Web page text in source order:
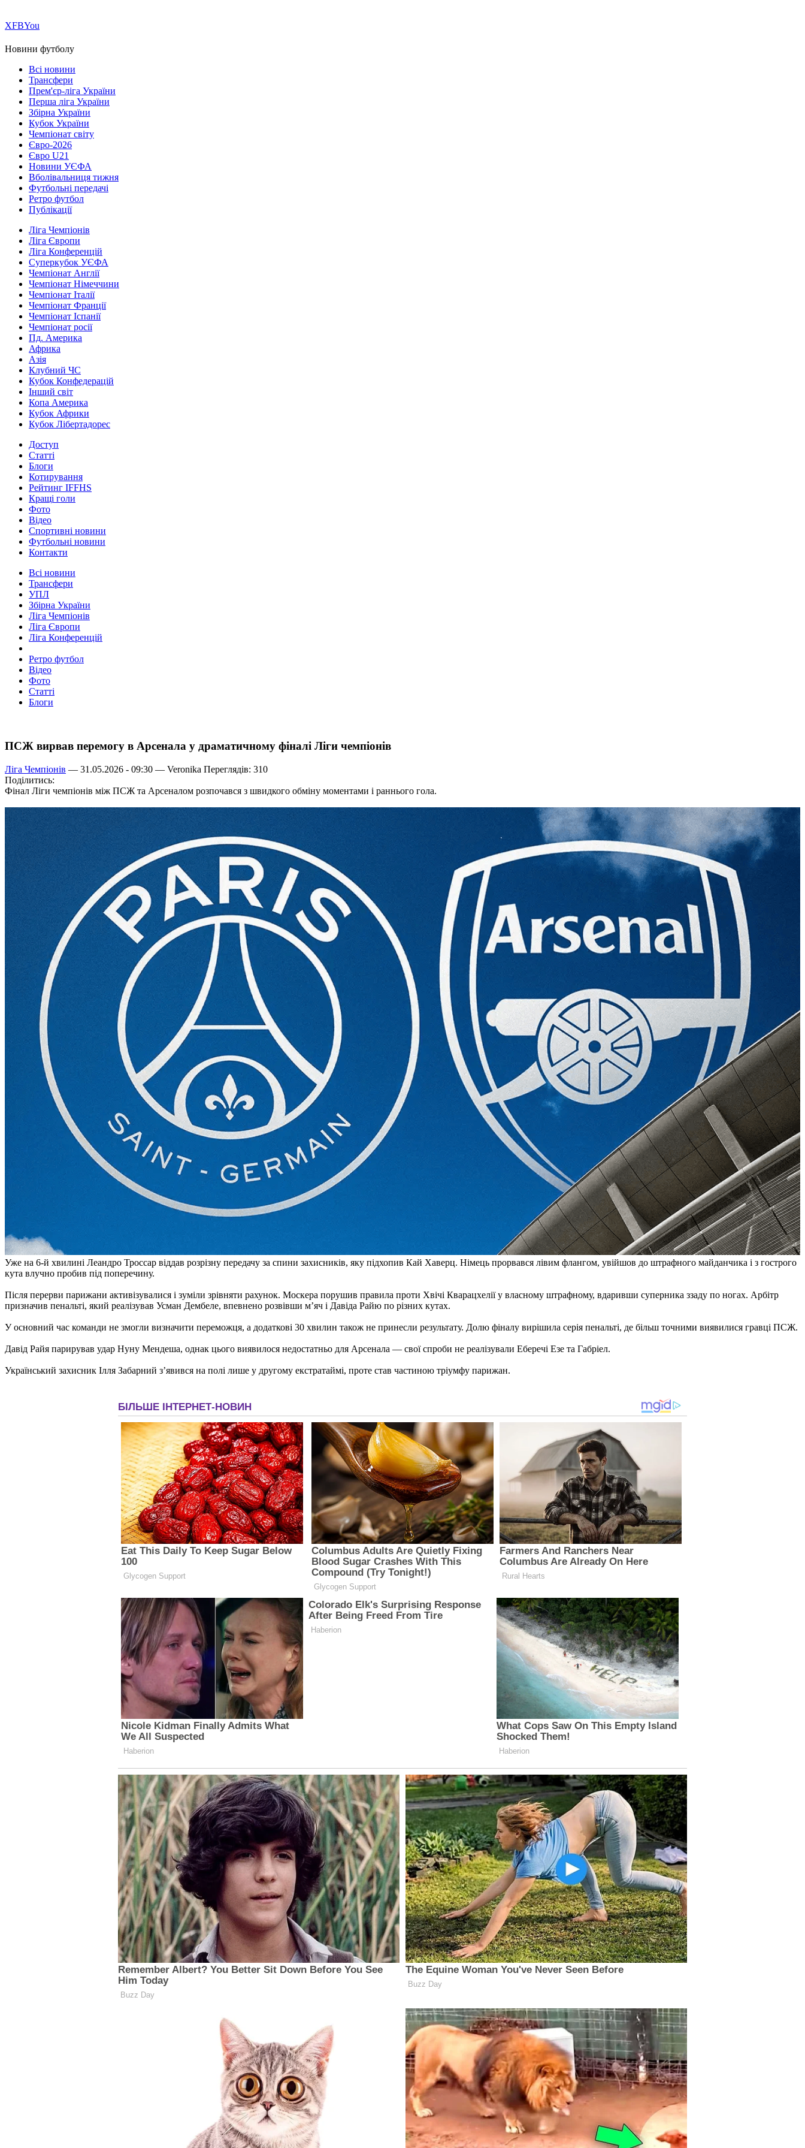
ХFBYou
Новини футболу
Всі новини
Трансфери
Прем'єр-ліга України
Перша ліга України
Збірна України
Кубок України
Чемпіонат світу
Євро-2026
Євро U21
Новини УЄФА
Вболівальниця тижня
Футбольні передачі
Ретро футбол
Публікації
Ліга Чемпіонів
Ліга Європи
Ліга Конференцій
Суперкубок УЄФА
Чемпіонат Англії
Чемпіонат Німеччини
Чемпіонат Італії
Чемпіонат Франції
Чемпіонат Іспанії
Чемпіонат росії
Пд. Америка
Африка
Азія
Клубний ЧС
Кубок Конфедерацій
Інший світ
Копа Америка
Кубок Африки
Кубок Лібертадорес
Доступ
Статті
Блоги
Котирування
Рейтинг IFFHS
Кращі голи
Фото
Відео
Спортивні новини
Футбольні новини
Контакти
Всі новини
Трансфери
УПЛ
Збірна України
Ліга Чемпіонів
Ліга Європи
Ліга Конференцій
Ретро футбол
Відео
Фото
Статті
Блоги
ПСЖ вирвав перемогу в Арсенала у драматичному фіналі Ліги чемпіонів
Ліга Чемпіонів — 31.05.2026 - 09:30 — Veronika Переглядів: 310
Поділитись:
Фінал Ліги чемпіонів між ПСЖ та Арсеналом розпочався з швидкого обміну моментами і раннього гола.
Уже на 6-й хвилині Леандро Троссар віддав розрізну передачу за спини захисників, яку підхопив Кай Хаверц. Німець прорвався лівим флангом, увійшов до штрафного майданчика і з гострого
кута влучно пробив під поперечину.
Після перерви парижани активізувалися і зуміли зрівняти рахунок. Москера порушив правила проти Хвічі Кварацхелії у власному штрафному, вдаривши суперника ззаду по ногах. Арбітр
призначив пенальті, який реалізував Усман Дембеле, впевнено розвівши м’яч і Давіда Райю по різних кутах.
У основний час команди не змогли визначити переможця, а додаткові 30 хвилин також не принесли результату. Долю фіналу вирішила серія пенальті, де більш точними виявилися гравці ПСЖ.
Давід Райя парирував удар Нуну Мендеша, однак цього виявилося недостатньо для Арсенала — свої спроби не реалізували Еберечі Езе та Габріел.
Український захисник Ілля Забарний з’явився на полі лише у другому екстратаймі, проте став частиною тріумфу парижан.